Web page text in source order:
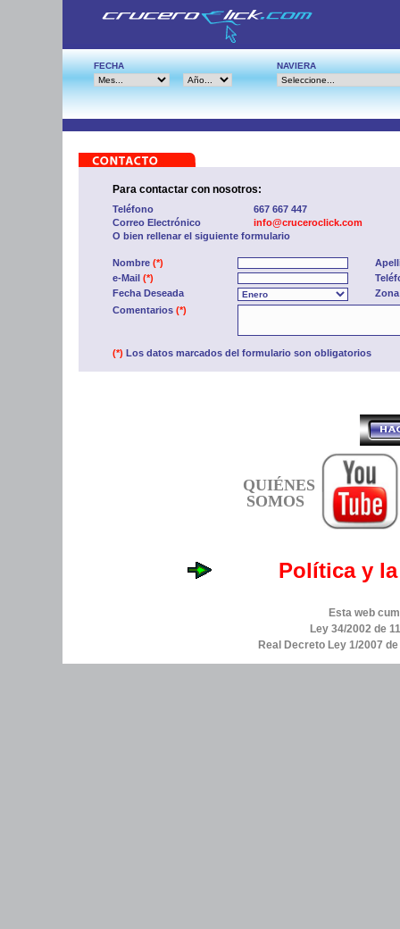
FECHA NAVIERA
Para contactar con nosotros:
Teléfono
667 667 447
Correo Electrónico
info@cruceroclick.com
O bien rellenar el siguiente formulario
Nombre (*)
e-Mail (*)
Fecha Deseada
Comentarios (*)
(*) Los datos marcados del formulario son obligatorios
QUIÉNES
SOMOS
Política y
Esta web
Ley 34/2002 de
Real Decreto Ley 1/2007